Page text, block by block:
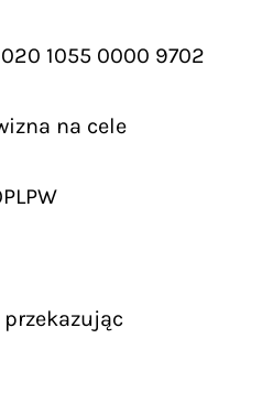
1055 0000 9702
na cele
przekazując